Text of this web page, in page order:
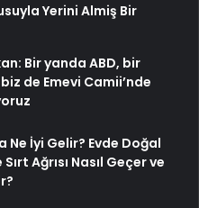
Yerini Almiş Bir
Bir yanda ABD, bir
de Emevi Camii’nde
Ne İyi Gelir? Evde Doğal
Ağrısı Nasıl Geçer ve